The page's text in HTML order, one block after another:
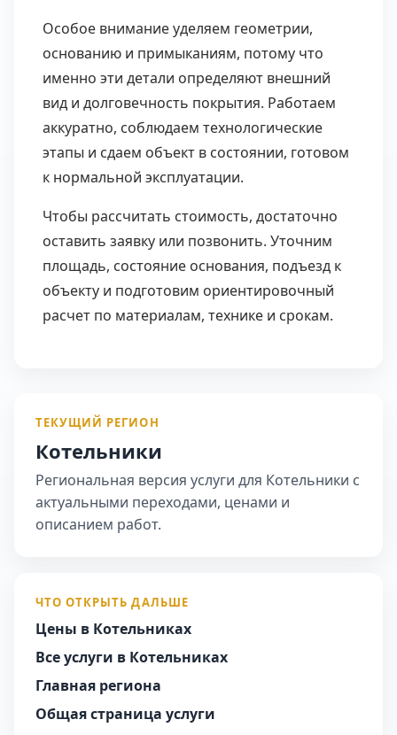
Особое внимание уделяем геометрии,
основанию и примыканиям, потому что
именно эти детали определяют внешний
вид и долговечность покрытия. Работаем
аккуратно, соблюдаем технологические
этапы и сдаем объект в состоянии, готовом
к нормальной эксплуатации.
Чтобы рассчитать стоимость, достаточно
оставить заявку или позвонить. Уточним
площадь, состояние основания, подъезд к
объекту и подготовим ориентировочный
расчет по материалам, технике и срокам.
ТЕКУЩИЙ РЕГИОН
Котельники
Региональная версия услуги для Котельники с
актуальными переходами, ценами и
описанием работ.
ЧТО ОТКРЫТЬ ДАЛЬШЕ
Цены в Котельниках
Все услуги в Котельниках
Главная региона
Общая страница услуги